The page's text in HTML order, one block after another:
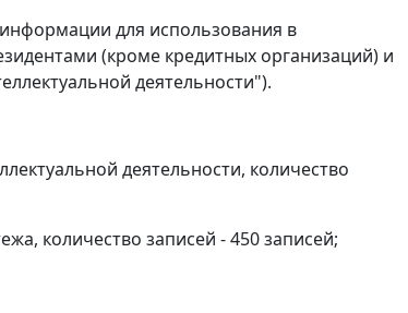
для использования в
(кроме кредитных организаций) и
деятельности").
деятельности, количество
количество записей - 450 записей;